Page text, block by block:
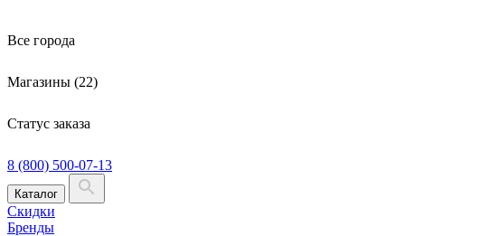
Все города
Магазины (22)
Статус заказа
8 (800) 500-07-13
Каталог
Скидки
Бренды